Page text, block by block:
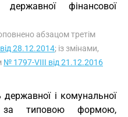
фінансової
абзацом третім
28.12.2014; із змінами,
№ 1797-VIII від 21.12.2016
і комунальної
за типовою формою,